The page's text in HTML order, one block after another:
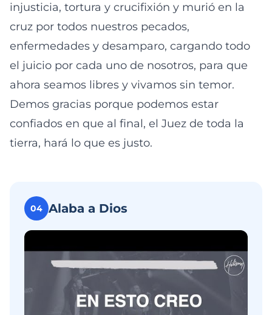
injusticia, tortura y crucifixión y murió en la
cruz por todos nuestros pecados,
enfermedades y desamparo, cargando todo
el juicio por cada uno de nosotros, para que
ahora seamos libres y vivamos sin temor.
Demos gracias porque podemos estar
confiados en que al final, el Juez de toda la
tierra, hará lo que es justo.
04 Alaba a Dios